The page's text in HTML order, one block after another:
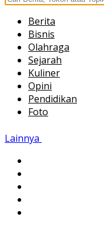
Berita
Bisnis
Olahraga
Sejarah
Kuliner
Opini
Pendidikan
Foto
Lainnya